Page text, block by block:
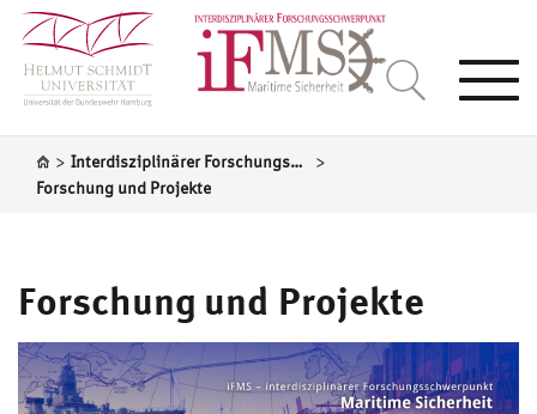
> Interdisziplinärer Forschungsschwerpunkt Maritime Sicherheit >
Forschung und Projekte
Forschung und Projekte